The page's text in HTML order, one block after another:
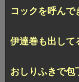
コックを呼ん
伊達巻も出し
おしりふきで